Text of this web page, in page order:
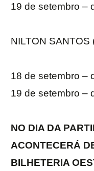
19 de setembro –
NILTON SANTOS
18 de setembro –
19 de setembro –
NO DIA DA
ACONTECERÁ
BILHETERIA